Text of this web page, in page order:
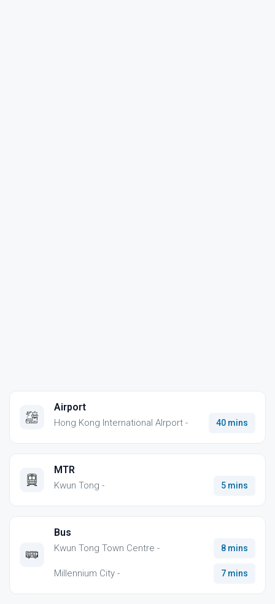
Airport
Hong Kong International AIrport - 40 mins
MTR
Kwun Tong - 5 mins
Bus
Kwun Tong Town Centre - 8 mins
Millennium City - 7 mins